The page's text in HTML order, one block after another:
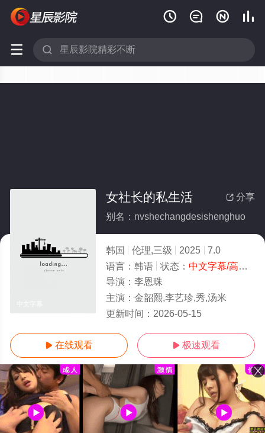
   
 
 分享
女社长的私生活
别名：nvshechangdesishenghuo
韩国 伦理,三级 2025
7.0
语言： 韩语 状态： 中文字幕/高清
导演： 李恩珠
主演： 金韶熙,李艺珍,秀,汤米
更新时间： 2026-05-15
 在线观看  极速观看